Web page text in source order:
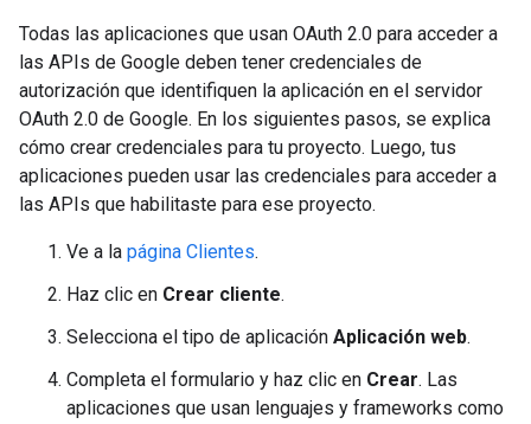
Todas las aplicaciones que usan OAuth 2.0 para acceder a
las APIs de Google deben tener credenciales de
autorización que identifiquen la aplicación en el servidor
OAuth 2.0 de Google. En los siguientes pasos, se explica
cómo crear credenciales para tu proyecto. Luego, tus
aplicaciones pueden usar las credenciales para acceder a
las APIs que habilitaste para ese proyecto.
Ve a la página Clientes.
Haz clic en Crear cliente.
Selecciona el tipo de aplicación Aplicación web.
Completa el formulario y haz clic en Crear. Las
aplicaciones que usan lenguajes y frameworks como